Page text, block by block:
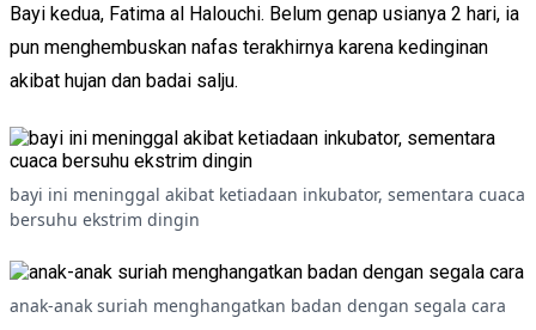
Bayi kedua, Fatima al Halouchi. Belum genap usianya 2 hari, ia
pun menghembuskan nafas terakhirnya karena kedinginan
akibat hujan dan badai salju.
bayi ini meninggal akibat ketiadaan inkubator, sementara cuaca
bersuhu ekstrim dingin
anak-anak suriah menghangatkan badan dengan segala cara